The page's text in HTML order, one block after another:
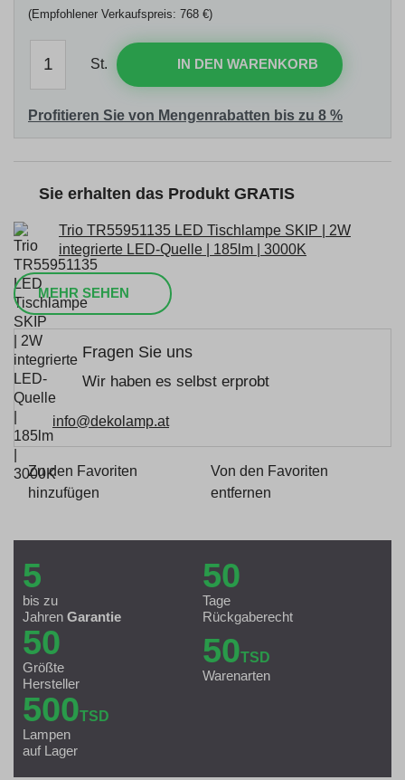
(Empfohlener Verkaufspreis: 768 €)
St. IN DEN WARENKORB
Profitieren Sie von Mengenrabatten bis zu 8 %
Sie erhalten das Produkt GRATIS
Trio TR55951135 LED Tischlampe SKIP | 2W
integrierte LED-Quelle | 185lm | 3000K
MEHR SEHEN
Fragen Sie uns
Wir haben es selbst erprobt
info@dekolamp.at
Zu den Favoriten
hinzufügen
Von den Favoriten
entfernen
5
bis zu
Jahren Garantie
50
Tage
Rückgaberecht
50
Größte
Hersteller
50TSD
Warenarten
500TSD
Lampen
auf Lager